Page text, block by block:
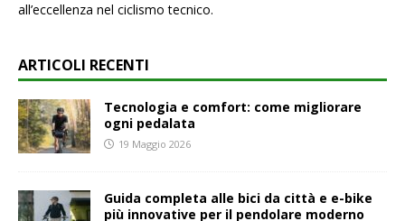
all’eccellenza nel ciclismo tecnico.
ARTICOLI RECENTI
Tecnologia e comfort: come migliorare
ogni pedalata
19 Maggio 2026
Guida completa alle bici da città e e-bike
più innovative per il pendolare moderno